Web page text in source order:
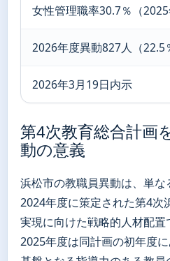
女性管理職率30.7％（2025
2026年度異動827人（22.5
2026年3月19日内示
第4次教育総合計画
動の意義
浜松市の教職員異動は、単な
2024年度に策定された第4次
実現に向けた戦略的人材配置
2025年度は同計画の初年度に